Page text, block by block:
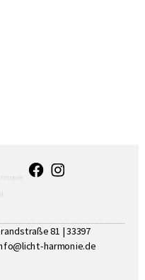
81 | 33397
harmonie.de